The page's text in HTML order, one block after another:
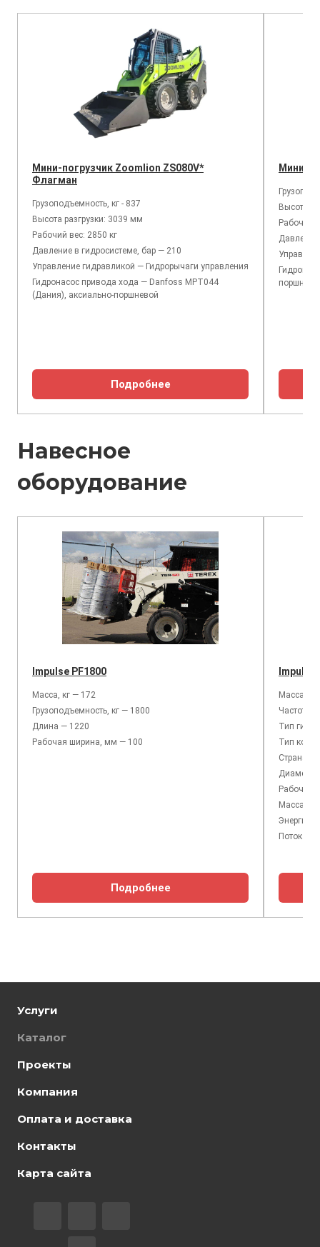
Мини-погрузчик Zoomlion ZS080V*
Флагман
Грузоподъемность, кг - 837
Высота разгрузки: 3039 мм
Рабочий вес: 2850 кг
Давление в гидросистеме, бар — 210
Управление гидравликой — Гидрорычаги управления
Гидронасос привода хода — Danfoss MPT044
(Дания), аксиально-поршневой
Подробнее
Мини-
Высота
Рабочий
Давление
Навесное
оборудование
Impulse PF1800
Масса, кг — 172
Грузоподъемность, кг — 1800
Длина — 1220
Рабочая ширина, мм — 100
Подробнее
Масса, кг
Частота
Тип
Тип
Страна
Диаметр
Рабочее
Масса
Энергия
Поток
Услуги
Каталог
Проекты
Компания
Оплата и доставка
Контакты
Карта сайта